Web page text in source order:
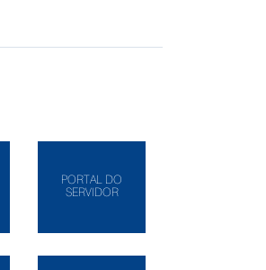
PORTAL DO
SERVIDOR